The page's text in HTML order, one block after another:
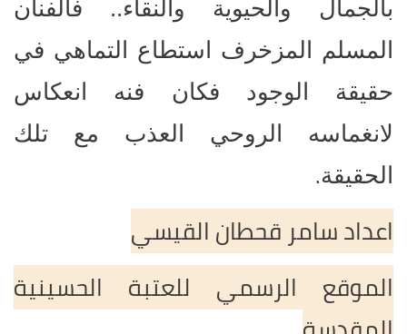
بالجمال والحيوية والنقاء.. فالفنان
المسلم المزخرف استطاع التماهي في
حقيقة الوجود فكان فنه انعكاس
لانغماسه الروحي العذب مع تلك
الحقيقة.
اعداد سامر قحطان القيسي
الموقع الرسمي للعتبة الحسينية